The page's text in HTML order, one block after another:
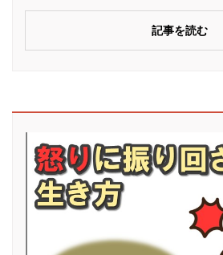
記事を読む